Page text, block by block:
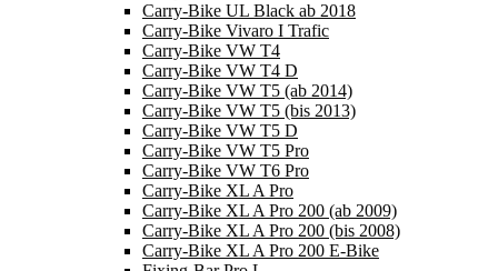
Carry-Bike UL Black ab 2018
Carry-Bike Vivaro I Trafic
Carry-Bike VW T4
Carry-Bike VW T4 D
Carry-Bike VW T5 (ab 2014)
Carry-Bike VW T5 (bis 2013)
Carry-Bike VW T5 D
Carry-Bike VW T5 Pro
Carry-Bike VW T6 Pro
Carry-Bike XL A Pro
Carry-Bike XL A Pro 200 (ab 2009)
Carry-Bike XL A Pro 200 (bis 2008)
Carry-Bike XL A Pro 200 E-Bike